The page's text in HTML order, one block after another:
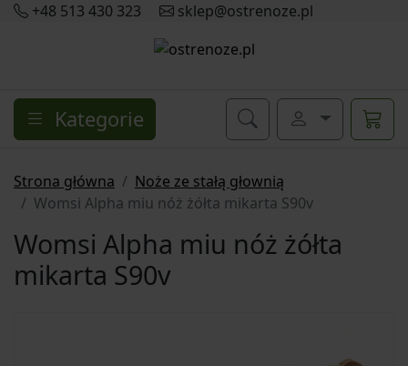
+48 513 430 323 sklep@ostrenoze.pl
Kategorie
Strona główna
Noże ze stałą głownią
Womsi Alpha miu nóż żółta mikarta S90v
Womsi Alpha miu nóż żółta
mikarta S90v